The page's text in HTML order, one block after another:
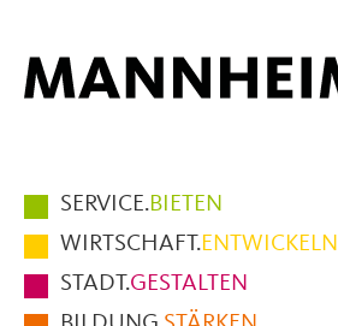
Hauptmenüpunkte
im
Fußbereich
der
SERVICE.BIETEN
WIRTSCHAFT.ENTWICKELN
STADT.GESTALTEN